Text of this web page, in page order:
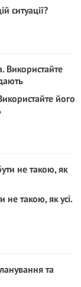
ситуації?
його
не такою, як усі.